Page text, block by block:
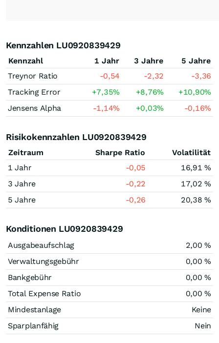
Kennzahlen LU0920839429
Kennzahl 1 Jahr 3 Jahre
5 Jahre
Treynor Ratio
-0,54 -2,32
-3,36
Tracking Error
+7,35% +8,76% +10,90%
Jensens Alpha
-1,14% +0,03% -0,16%
Risikokennzahlen LU0920839429
Zeitraum Sharpe Ratio
Volatilität
1 Jahr
-0,05
16,91 %
3 Jahre
-0,22
17,02 %
5 Jahre
-0,26 20,38 %
Konditionen LU0920839429
Ausgabeaufschlag
2,00 %
Verwaltungsgebühr
0,00 %
Bankgebühr
0,00 %
Total Expense Ratio
0,00 %
Mindestanlage
Keine
Sparplanfähig
Nein